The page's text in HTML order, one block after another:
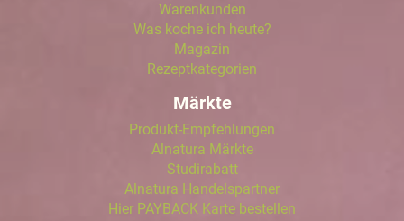
Warenkunden
Was koche ich heute?
Magazin
Rezeptkategorien
Märkte
Produkt-Empfehlungen
Alnatura Märkte
Studirabatt
Alnatura Handelspartner
Hier PAYBACK Karte bestellen